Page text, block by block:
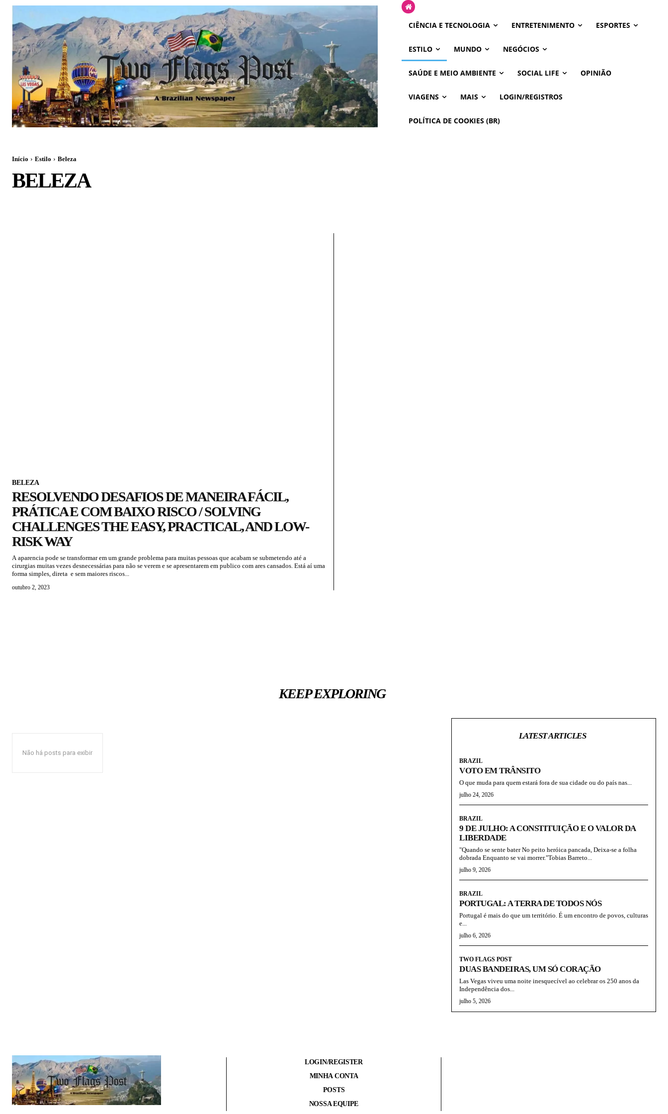
CIÊNCIA E TECNOLOGIA ENTRETENIMENTO ESPORTES
ESTILO MUNDO NEGÓCIOS
SAÚDE E MEIO AMBIENTE SOCIAL LIFE OPINIÃO
VIAGENS MAIS LOGIN/REGISTROS
POLÍTICA DE COOKIES (BR)
Início Estilo Beleza
BELEZA
BELEZA
RESOLVENDO DESAFIOS DE MANEIRA FÁCIL,
PRÁTICA E COM BAIXO RISCO / SOLVING
CHALLENGES THE EASY, PRACTICAL, AND LOW-
RISK WAY
A aparencia pode se transformar em um grande problema para muitas pessoas que acabam se submetendo até a
cirurgias muitas vezes desnecessárias para não se verem e se apresentarem em publico com ares cansados. Está aí uma
forma simples, direta e sem maiores riscos...
outubro 2, 2023
KEEP EXPLORING
Não há posts para exibir
LATEST ARTICLES
BRAZIL
VOTO EM TRÂNSITO
O que muda para quem estará fora de sua cidade ou do país nas...
julho 24, 2026
BRAZIL
9 DE JULHO: A CONSTITUIÇÃO E O VALOR DA
LIBERDADE
"Quando se sente bater No peito heróica pancada, Deixa-se a folha
dobrada Enquanto se vai morrer."Tobias Barreto...
julho 9, 2026
BRAZIL
PORTUGAL: A TERRA DE TODOS NÓS
Portugal é mais do que um território. É um encontro de povos, culturas
e...
julho 6, 2026
TWO FLAGS POST
DUAS BANDEIRAS, UM SÓ CORAÇÃO
Las Vegas viveu uma noite inesquecível ao celebrar os 250 anos da
Independência dos...
julho 5, 2026
LOGIN/REGISTER
MINHA CONTA
POSTS
NOSSA EQUIPE